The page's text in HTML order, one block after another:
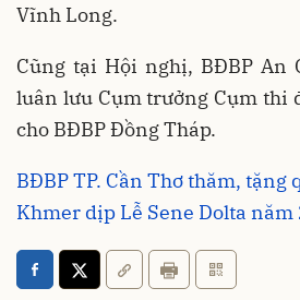
Vĩnh Long.
Cũng tại Hội nghị, BĐBP An
luân lưu Cụm trưởng Cụm thi
cho BĐBP Đồng Tháp.
BĐBP TP. Cần Thơ thăm, tặng
Khmer dịp Lễ Sene Dolta năm